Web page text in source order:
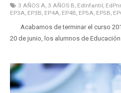
3 AÑOS A, 3 AÑOS B, EdInfantil,
EP3A, EP3B, EP4A, EP4B, EP5A, EP5B,
Acabamos de terminar el curso
20 de junio, los alumnos de